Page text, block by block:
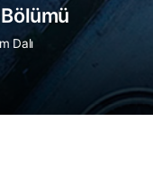
Dalı